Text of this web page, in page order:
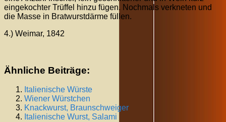
eingekochter Trüffel hinzu fügen. Nochmals verkneten und
die Masse in Bratwurstdärme füllen.
4.) Weimar, 1842
Ähnliche Beiträge:
Italienische Würste
Wiener Würstchen
Knackwurst, Braunschweiger
Italienische Wurst, Salami